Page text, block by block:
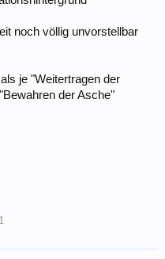
noch völlig unvorstellbar
je "Weitertragen der
der Asche"